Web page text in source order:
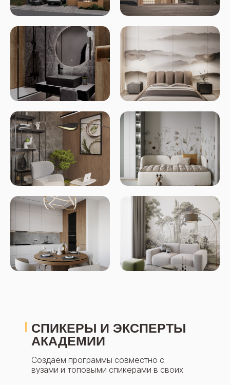
Создаём программы совместно с
вузами и топовыми спикерами в своих
областях
СПИКЕРЫ И ЭКСПЕРТЫ
АКАДЕМИИ